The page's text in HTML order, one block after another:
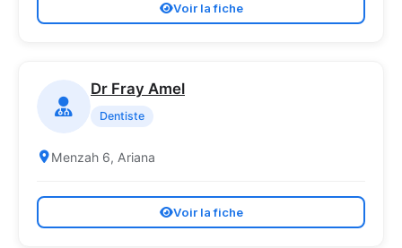
Voir la fiche
Dr Fray Amel
Dentiste
Menzah 6, Ariana
Voir la fiche